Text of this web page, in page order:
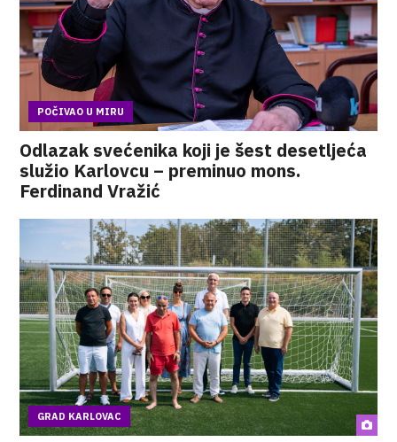
POČIVAO U MIRU
Odlazak svećenika koji je šest desetljeća
služio Karlovcu – preminuo mons.
Ferdinand Vražić
GRAD KARLOVAC